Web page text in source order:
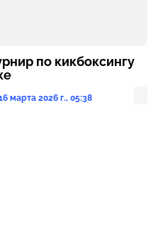
по кикбоксингу
марта 2026 г., 05:38